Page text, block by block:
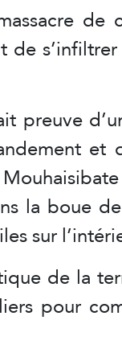
de
s’infiltrer
preuve
et
la boue
sur
de la
pour